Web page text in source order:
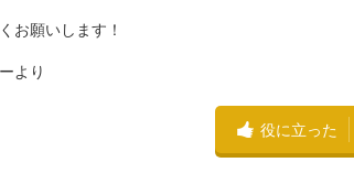
お願いします！
より
役に立った